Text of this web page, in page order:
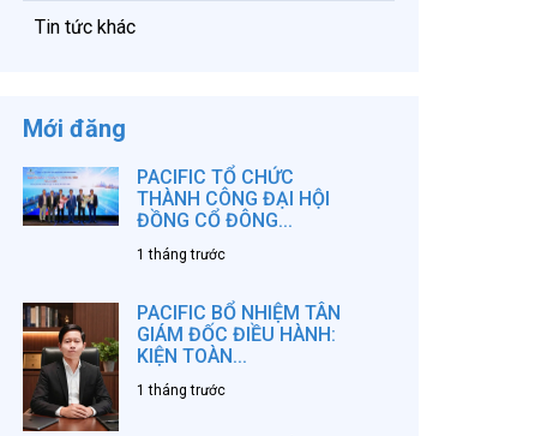
Tin tức khác
Mới đăng
PACIFIC TỔ CHỨC
THÀNH CÔNG ĐẠI HỘI
ĐỒNG CỔ ĐÔNG...
1 tháng trước
PACIFIC BỔ NHIỆM TÂN
GIÁM ĐỐC ĐIỀU HÀNH:
KIỆN TOÀN...
1 tháng trước